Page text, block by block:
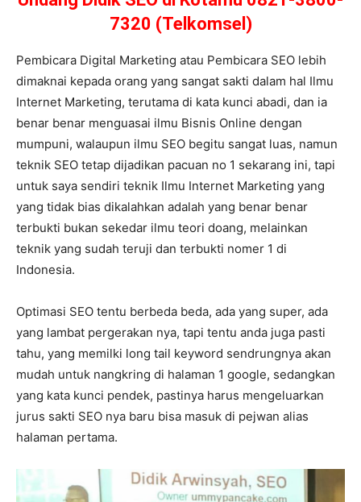
7320 (Telkomsel)
Pembicara Digital Marketing atau Pembicara SEO lebih
dimaknai kepada orang yang sangat sakti dalam hal Ilmu
Internet Marketing, terutama di kata kunci abadi, dan ia
benar benar menguasai ilmu Bisnis Online dengan
mumpuni, walaupun ilmu SEO begitu sangat luas, namun
teknik SEO tetap dijadikan pacuan no 1 sekarang ini, tapi
untuk saya sendiri teknik Ilmu Internet Marketing yang
yang tidak bias dikalahkan adalah yang benar benar
terbukti bukan sekedar ilmu teori doang, melainkan
teknik yang sudah teruji dan terbukti nomer 1 di
Indonesia.
Optimasi SEO tentu berbeda beda, ada yang super, ada
yang lambat pergerakan nya, tapi tentu anda juga pasti
tahu, yang memilki long tail keyword sendrungnya akan
mudah untuk nangkring di halaman 1 google, sedangkan
yang kata kunci pendek, pastinya harus mengeluarkan
jurus sakti SEO nya baru bisa masuk di pejwan alias
halaman pertama.